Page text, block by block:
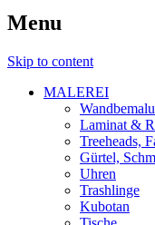
Menu
Skip to content
MALEREI
Laminat &
Treeheads,
Gürtel,
Uhren
Trashlinge
Kubotan